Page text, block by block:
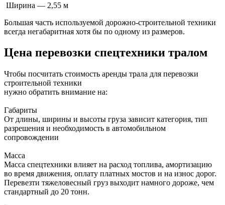
Ширина — 2,55 м
Большая часть используемой дорожно-строительной техники
всегда негабаритная хотя бы по одному из размеров.
Цена перевозки спецтехники тралом
Чтобы посчитать стоимость аренды трала для перевозки
строительной техники
нужно обратить внимание на:
Габариты
От длины, ширины и высоты груза зависит категория, тип
разрешения и необходимость в автомобильном
сопровождении
Масса
Масса спецтехники влияет на расход топлива, амортизацию
во время движения, оплату платных мостов и на износ дорог.
Перевезти тяжеловесный груз выходит намного дороже, чем
стандартный до 20 тонн.